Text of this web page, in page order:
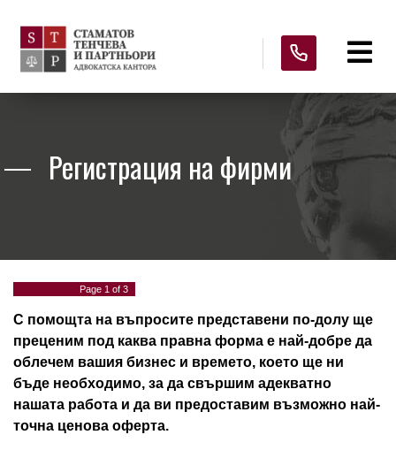
Регистрация на фирми
Page 1 of 3
С помощта на въпросите представени по-долу ще
преценим под каква правна форма е най-добре да
облечем вашия бизнес и времето, което ще ни
бъде необходимо, за да свършим адекватно
нашата работа и да ви предоставим възможно най-
точна ценова оферта.